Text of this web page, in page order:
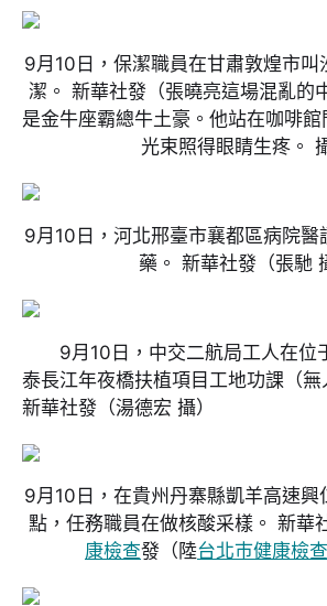
9月10日，保潔職員在甘肅敦煌市叫
潔。 新華社發 （張曉亮這場混亂的
是金牛座霸總牛土豪。他站在咖啡
光束照得眼睛生疼。
9月10日，河北邢臺市襄都區病院醫
藥。 新華社發（張馳
9月10日，中交二航局工人在位
泰長江年夜橋扶植項目工地功課（無
新華社發 （湯德宏 攝）
9月10日，在貴州丹寨縣凱羊高速興
點，任務職員在做核酸采樣。 新華
康檢查發 （陸台北巿健康檢查